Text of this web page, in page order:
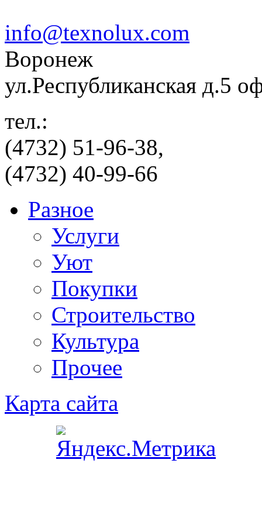
info@texnolux.com
Воронеж
ул.Республиканская д.5
тел.:
(4732) 51-96-38,
(4732) 40-99-66
Разное
Услуги
Уют
Покупки
Строительство
Культура
Прочее
Карта сайта